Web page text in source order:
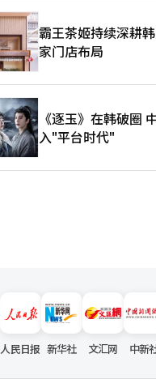
霸王茶姬持续深耕
家门店布局
《逐玉》在韩破圈
入"平台时代"
人民日报 新华社 文汇网 中新